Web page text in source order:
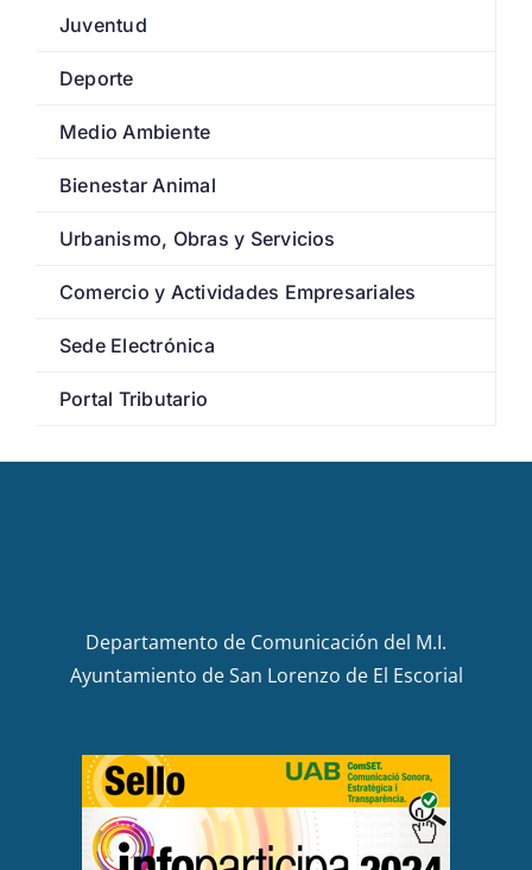
Juventud
Deporte
Medio Ambiente
Bienestar Animal
Urbanismo, Obras y Servicios
Comercio y Actividades Empresariales
Sede Electrónica
Portal Tributario
Departamento de Comunicación del M.I.
Ayuntamiento de San Lorenzo de El Escorial